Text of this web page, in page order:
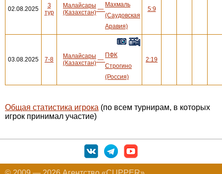
02.08.2025
3
тур
Малайсары
(Казахстан) —
Махмаль
(Саудовская
Аравия)
5:9
03.08.2025 7-8
Малайсары
(Казахстан) —
ПФК
Строгино
(Россия)
2:19
Общая статистика игрока (по всем турнирам, в которых
игрок принимал участие)